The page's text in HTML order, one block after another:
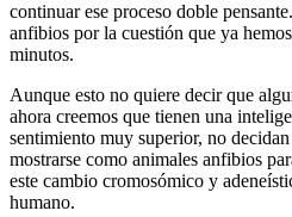
continuar ese proceso doble
anfibios por la cuestión que ya
minutos.
Aunque esto no quiere decir que
ahora creemos que tienen una
sentimiento muy superior, no
mostrarse como animales anfibios
este cambio cromosómico y
humano.